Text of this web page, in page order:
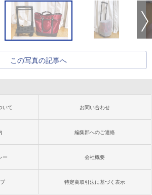
この写真の記事へ
いて お問い合わせ
編集部へのご連絡
ー 会社概要
特定商取引法に基づく表示